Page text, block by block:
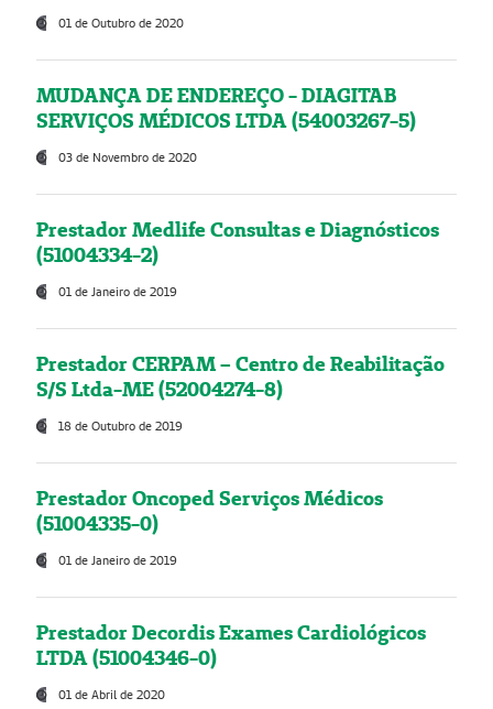
01 de Outubro de 2020
MUDANÇA DE ENDEREÇO - DIAGITAB
SERVIÇOS MÉDICOS LTDA (54003267-5)
03 de Novembro de 2020
Prestador Medlife Consultas e Diagnósticos
(51004334-2)
01 de Janeiro de 2019
Prestador CERPAM – Centro de Reabilitação
S/S Ltda-ME (52004274-8)
18 de Outubro de 2019
Prestador Oncoped Serviços Médicos
(51004335-0)
01 de Janeiro de 2019
Prestador Decordis Exames Cardiológicos
LTDA (51004346-0)
01 de Abril de 2020